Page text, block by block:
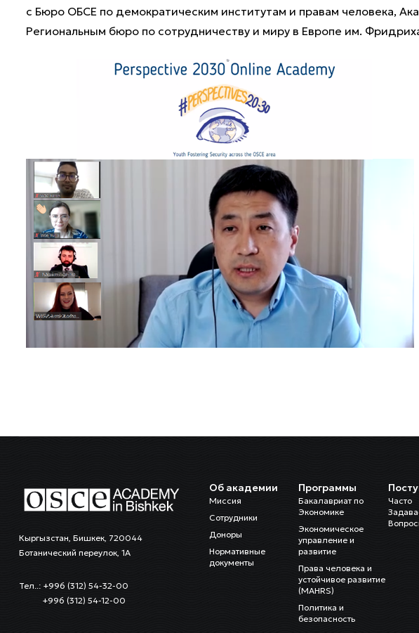
с Бюро ОБСЕ по демократическим институтам и правам человека,
Региональным бюро по сотрудничеству и миру в Европе им.
Кыргызстан, Бишкек, 720044
Ботанический переулок, 1А
Тел..: +996 (312) 54-32-00
+996 (312) 54-12-00
Об академии
Миссия
Сотрудники
Доноры
Нормативные
документы
Программы
Бакалавриат по
Экономике
Экономическое
управление и
развитие
Права человека и
устойчивое развитие
(MAHRS)
Политика и
безопасность
Часто